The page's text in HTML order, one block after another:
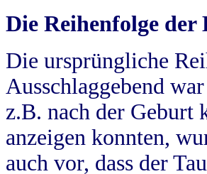
Die Reihenfolge der
Die ursprüngliche
Ausschlaggebend
z.B. nach der Geburt
anzeigen konnten,
auch vor, dass der